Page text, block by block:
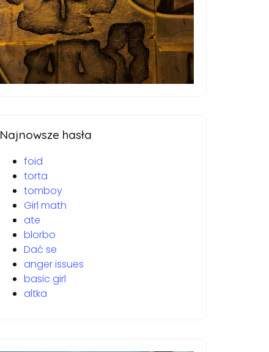
Najnowsze hasła
foid
torta
tomboy
Girl math
ate
blorbo
Dać se
anger issues
basic girl
altka